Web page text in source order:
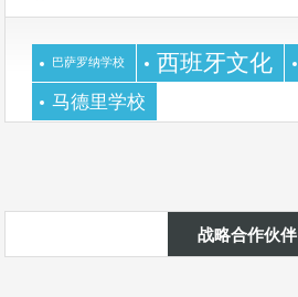
巴萨罗纳学校 西班牙文化
马德里学校
战略合作伙伴